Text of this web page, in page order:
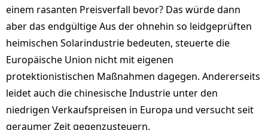
einem rasanten Preisverfall bevor? Das würde dann
aber das endgültige Aus der ohnehin so leidgeprüften
heimischen Solarindustrie bedeuten, steuerte die
Europäische Union nicht mit eigenen
protektionistischen Maßnahmen dagegen. Andererseits
leidet auch die chinesische Industrie unter den
niedrigen Verkaufspreisen in Europa und versucht seit
geraumer Zeit gegenzusteuern.